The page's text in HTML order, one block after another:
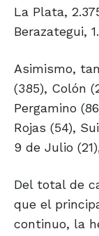
La Plata,
Berazategui,
Asimismo,
(385), Colón
Pergamino
Rojas (54),
9 de Julio
Del total de
que el
continuo, la